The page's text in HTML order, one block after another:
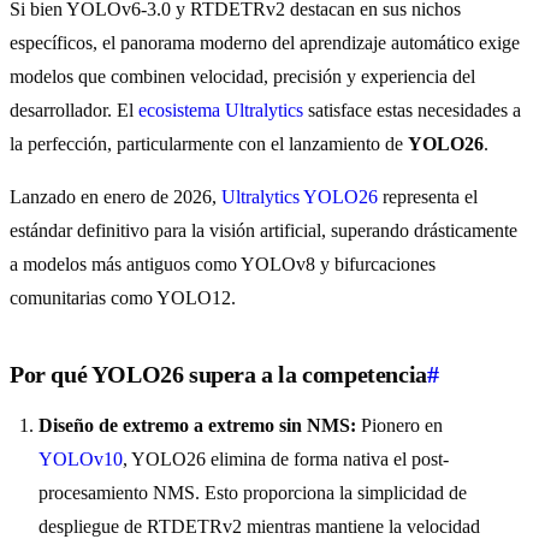
Si bien YOLOv6-3.0 y RTDETRv2 destacan en sus nichos
específicos, el panorama moderno del aprendizaje automático exige
modelos que combinen velocidad, precisión y experiencia del
desarrollador. El ecosistema Ultralytics satisface estas necesidades a
la perfección, particularmente con el lanzamiento de YOLO26.
Lanzado en enero de 2026, Ultralytics YOLO26 representa el
estándar definitivo para la visión artificial, superando drásticamente
a modelos más antiguos como YOLOv8 y bifurcaciones
comunitarias como YOLO12.
Por qué YOLO26 supera a la competencia#
Diseño de extremo a extremo sin NMS: Pionero en
YOLOv10, YOLO26 elimina de forma nativa el post-
procesamiento NMS. Esto proporciona la simplicidad de
despliegue de RTDETRv2 mientras mantiene la velocidad